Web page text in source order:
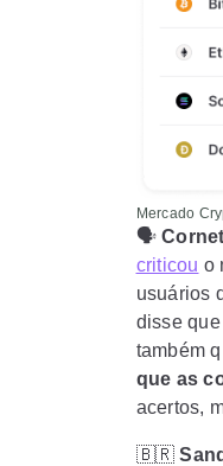
Mercado
🗣️
criticou o
usuários
disse
também
que as
acertos,
🇧🇷